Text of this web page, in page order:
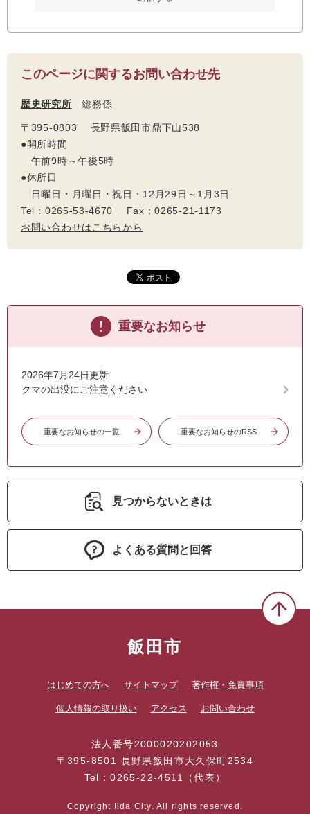
このページに関するお問い合わせ先
歴史研究所 総務係
〒395-0803 長野県飯田市鼎下山538
●開所時間
午前9時～午後5時
●休所日
日曜日・月曜日・祝日・12月29日～1月3日
Tel：0265-53-4670 Fax：0265-21-1173
お問い合わせはこちらから
重要なお知らせ
2026年7月24日更新
クマの出没にご注意ください
重要なお知らせの一覧 重要なお知らせのRSS
見つからないときは
よくある質問と回答
飯田市
はじめての方へ サイトマップ 著作権・免責事項
個人情報の取り扱い アクセス お問い合わせ
法人番号2000020202053
〒395-8501 長野県飯田市大久保町2534
Tel：0265-22-4511（代表）
Copyright Iida City. All rights reserved.